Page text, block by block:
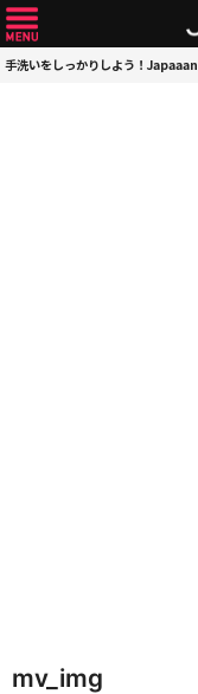
手洗いをしっかりしよう！Japaaan
mv_img